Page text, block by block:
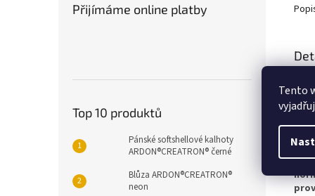
Tento
Přijímáme online platby
Top 10 produktů
Pánské softshellové kalhoty
ARDON®CREATRON® černé
Blůza ARDON®CREATRON®
neon